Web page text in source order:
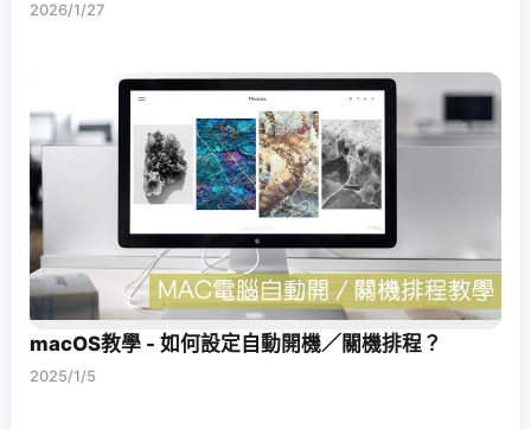
2026/1/27
macOS教學 - 如何設定自動開機／關機排程？
2025/1/5